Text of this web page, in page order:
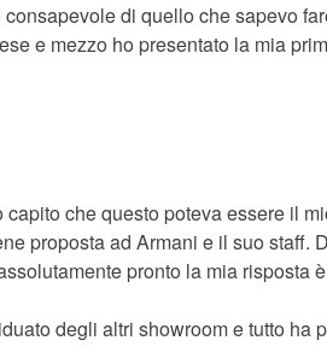
di quello che sapevo
e mezzo ho presentato la mia
che questo poteva essere il
proposta ad Armani e il suo staff.
pronto la mia risposta
degli altri showroom e tutto ha